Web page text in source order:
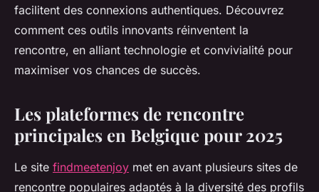
facilitent des connexions authentiques. Découvrez
comment ces outils innovants réinventent la
rencontre, en alliant technologie et convivialité pour
maximiser vos chances de succès.
Les plateformes de rencontre
principales en Belgique pour 2025
Le site findmeetenjoy met en avant plusieurs sites de
rencontre populaires adaptés à la diversité des profils